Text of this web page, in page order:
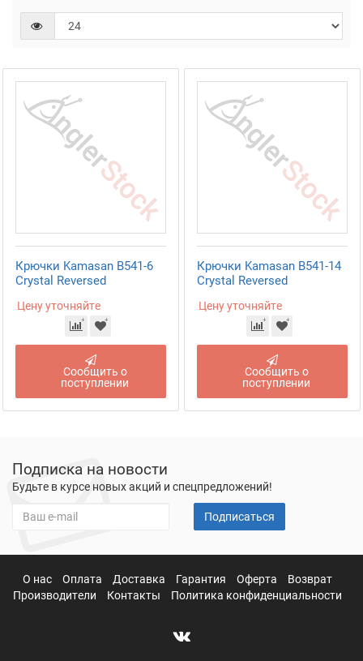
Крючки Kamasan B541-6
Crystal Reversed
Цену уточняйте
Сообщить о
поступлении
Крючки Kamasan B541-14
Crystal Reversed
Цену уточняйте
Сообщить о
поступлении
Подписка на новости
Будьте в курсе новых акций и спецпредложений!
Подписаться
О нас Оплата Доставка Гарантия Оферта
Возврат
Производители
Контакты Политика конфиденциальности